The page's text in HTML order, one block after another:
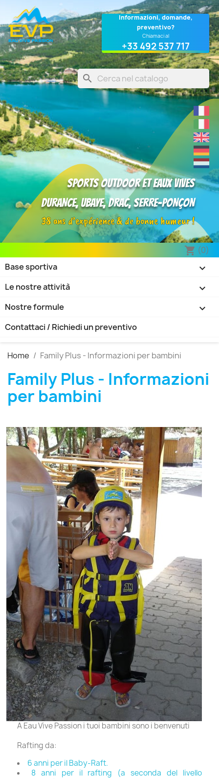
Informazioni, domande,
preventivo?
Chiamaci al
+33 492 537 717
Sports outdoor et eaux vives
DURANCE, UBAYE, DRAC, SERRE-PONÇON
38 ans d’expérience & de bonne humeur !
shopping_cart (0)
search

Base sportiva

Le nostre attività

Nostre formule
Contattaci / Richiedi un preventivo
Home Family Plus - Informazioni per bambini
Family Plus - Informazioni
per bambini
A Eau Vive Passion i tuoi bambini sono i benvenuti
Rafting da:
6 anni per il Baby-Raft.
8 anni per il rafting (a seconda del livello
Cookies management panel